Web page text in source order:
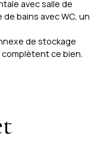
avec salle de
bains avec WC, un
de stockage
ce bien.